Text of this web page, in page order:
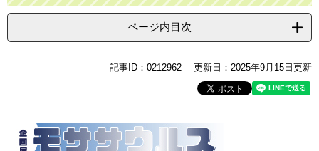
ページ内目次
記事ID：0212962 更新日：2025年9月15日更新